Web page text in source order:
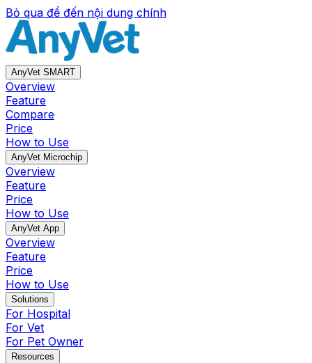
Bỏ qua để đến nội dung chính
AnyVet SMART
Overview
Feature
Compare
Price
How to Use
AnyVet Microchip
Overview
Feature
Price
How to Use
AnyVet App
Overview
Feature
Price
How to Use
Solutions
For Hospital
For Vet
For Pet Owner
Resources